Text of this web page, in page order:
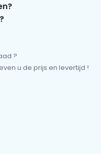
?
u de prijs en levertijd !